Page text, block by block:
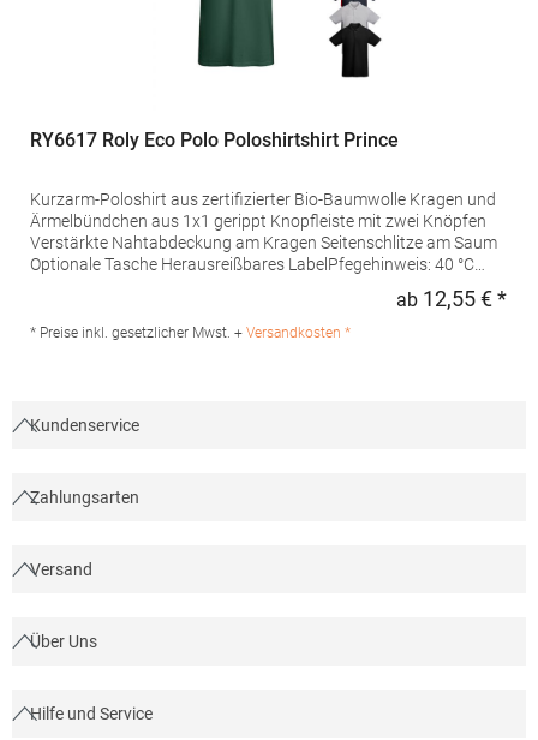
RY6617 Roly Eco Polo Poloshirtshirt Prince
Kurzarm-Poloshirt aus zertifizierter Bio-Baumwolle Kragen und
Ärmelbündchen aus 1x1 gerippt Knopfleiste mit zwei Knöpfen
Verstärkte Nahtabdeckung am Kragen Seitenschlitze am Saum
Optionale Tasche Herausreißbares LabelPfegehinweis: 40 °C
g/m²Materialzusammensetzung: 100% Baumwolle (Heather
Grey: 85% Baumwolle / 15% Viskose)Angaben zur
ab 12,55 € *
* Preise inkl. gesetzlicher Mwst. + Versandkosten *
Kundenservice
Zahlungsarten
Versand
Über Uns
Hilfe und Service